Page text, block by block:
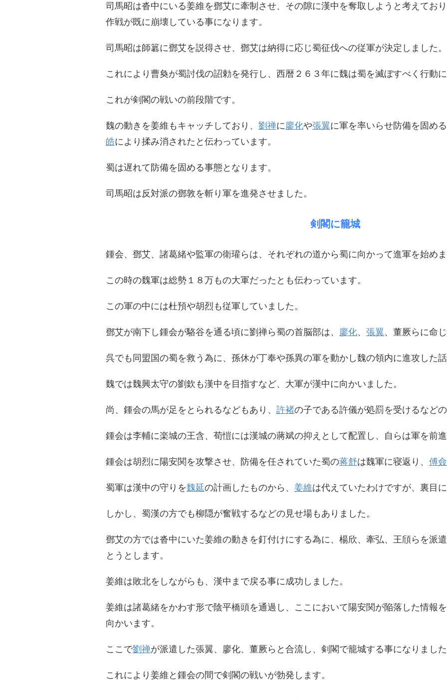
司馬昭は沓中にいる姜維を鄧艾に牽制させ、その隙に漢中を奪取しようと考えてお
作戦が既に崩壊している事になります。
司馬昭は師簒に鄧艾を説得させ、鄧艾は納得に応じ蜀征伐への従軍が決定しました。
これにより曹奐が蜀討伐の詔勅を発行し、西暦２６３年に魏は蜀を滅ぼすべく行動
これが剣閣の戦いの前段階です。
魏の動きを姜維もキャッチしており、 劉禅に廖化や張翼に軍を率いらせ防備を固め
皓により揉み消されたと伝わっています。
蜀は遅れて防備を固める事態となります。
司馬昭は反対派の鄧敦を斬り軍を進発させました。
剣閣に籠城
鍾会、鄧艾、諸葛緒や監軍の衛瓘らは、それぞれの道から蜀に向かって進軍を始め
この時の魏軍は総勢１８万もの大軍だったとも伝わっています。
この軍の中には杜預や胡烈も従軍していました。
鄧艾が南下し鍾会が駱谷を通る頃に劉禅ら蜀の首脳部は、 廖化、 張翼、董厥らに命
呉でも同盟国の蜀を救う為に、孫休が丁奉や孫異の軍を動かし魏の領内に進攻した
魏では魏興太守の劉欽も漢中を目指すなど、大軍が漢中に向かいました。
尚、鍾会の馬が足をとられるなどもあり、 許褚の子である許儀が処罰を受けるなど
鍾会は李輔に楽城の王含、荀愷には漢城の蔣斌の抑えとして配置し、自らは軍を前
鍾会は胡烈に陽安関を攻撃させ、防備を任されていた蜀の蒋舒は魏軍に寝返り、 傅僉
蜀軍は漢中の守りを魏延の計画したものから、 姜維は代えていたわけですが、裏目
しかし、蜀漢の方でも柳隠が奮戦するなどの見せ場もありました。
鄧艾の方では沓中にいた姜維の動きを釘付けにする為に、楊欣、牽弘、王頎らを派
とうとします。
姜維は敗北をしながらも、漢中まで戻る事に成功しました。
姜維は諸葛緒をかわす形で陰平橋頭を通過し、ここにおいて陽安関が陥落した情報
向かいます。
ここで劉禅が派遣した張翼、廖化、董厥らと合流し、剣閣で籠城する事になりまし
これにより姜維と鍾会の間で剣閣の戦いが勃発します。